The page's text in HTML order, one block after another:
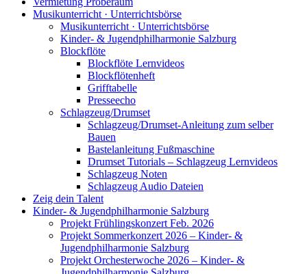
Musikunterricht · Unterrichtsbörse
Musikunterricht · Unterrichtsbörse
Kinder- & Jugendphilharmonie Salzburg
Blockflöte
Blockflöte Lernvideos
Blockflötenheft
Grifftabelle
Presseecho
Schlagzeug/Drumset
Schlagzeug/Drumset-Anleitung zum selber
Bauen
Bastelanleitung Fußmaschine
Drumset Tutorials – Schlagzeug Lernvideos
Schlagzeug Noten
Schlagzeug Audio Dateien
Zeig dein Talent
Kinder- & Jugendphilharmonie Salzburg
Projekt Frühlingskonzert Feb. 2026
Projekt Sommerkonzert 2026 – Kinder- &
Jugendphilharmonie Salzburg
Projekt Orchesterwoche 2026 – Kinder- &